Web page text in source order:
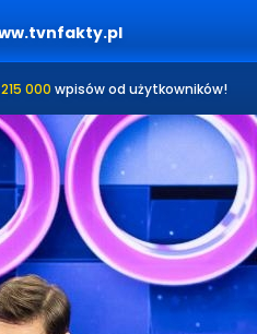
215 000 wpisów od użytkowników!